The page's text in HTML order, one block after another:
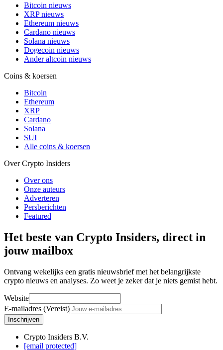
Bitcoin nieuws
XRP nieuws
Ethereum nieuws
Cardano nieuws
Solana nieuws
Dogecoin nieuws
Ander altcoin nieuws
Coins & koersen
Bitcoin
Ethereum
XRP
Cardano
Solana
SUI
Alle coins & koersen
Over Crypto Insiders
Over ons
Onze auteurs
Adverteren
Persberichten
Featured
Het beste van Crypto Insiders, direct in
jouw mailbox
Ontvang wekelijks een gratis nieuwsbrief met het belangrijkste
crypto nieuws en analyses. Zo weet je zeker dat je niets gemist hebt.
Website
E-mailadres (Vereist)
Inschrijven
Crypto Insiders B.V.
[email protected]